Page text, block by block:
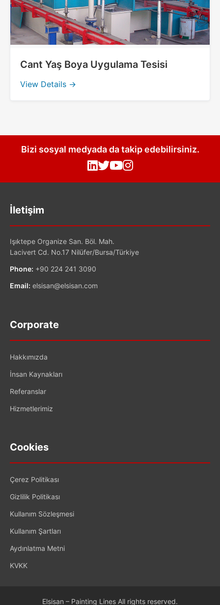
Cant Yaş Boya Uygulama Tesisi
View Details →
Bizi sosyal medyada da takip edebilirsiniz.
İletişim
Işıktepe Organize San. Böl. Mah.
Lacivert Cd. No.17 Nilüfer/Bursa/Türkiye
Phone: +90 224 241 3090
Email: elsisan@elsisan.com
Corporate
Hakkımızda
İnsan Kaynakları
Referanslar
Hizmetlerimiz
Cookies
Çerez Politikası
Gizlilik Politikası
Kullanım Sözleşmesi
Kullanım Şartları
Aydınlatma Metni
KVKK
Elsisan – Painting Lines All rights reserved.